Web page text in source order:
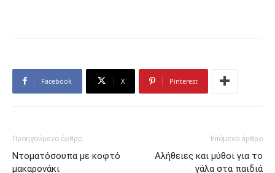
Facebook X Pinterest
Προηγούμενο άρθρο
Ντοματόσουπα με κοφτό
μακαρονάκι
Επόμενο άρθρο
Αλήθειες και μύθοι για το
γάλα στα παιδιά